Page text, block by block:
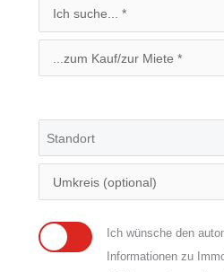
Ich wünsche den
Informationen zu